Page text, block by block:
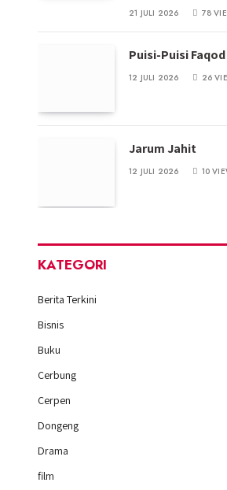
21 JULI 2026 78
Puisi-Puisi Faqod
12 JULI 2026 26
Jarum Jahit
12 JULI 2026 10
KATEGORI
Berita Terkini
Bisnis
Buku
Cerbung
Cerpen
Dongeng
Drama
film